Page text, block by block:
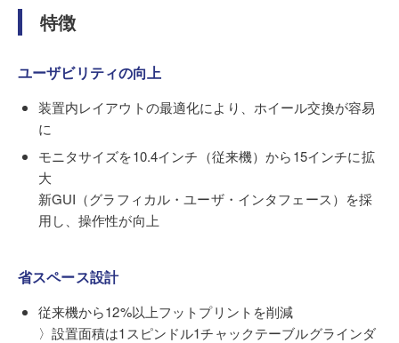
特徴
ユーザビリティの向上
装置内レイアウトの最適化により、ホイール交換が容易
に
モニタサイズを10.4インチ（従来機）から15インチに拡
大
新GUI（グラフィカル・ユーザ・インタフェース）を採
用し、操作性が向上
省スペース設計
従来機から12%以上フットプリントを削減
〉設置面積は1スピンドル1チャックテーブルグラインダ